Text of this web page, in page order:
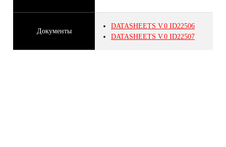
Документы
DATASHEETS V.0 ID22506
DATASHEETS V.0 ID22507